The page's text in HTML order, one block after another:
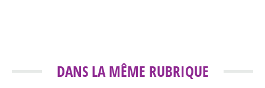
DANS LA MÊME RUBRIQUE